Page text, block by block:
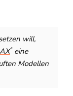
will,
*eine
Modellen